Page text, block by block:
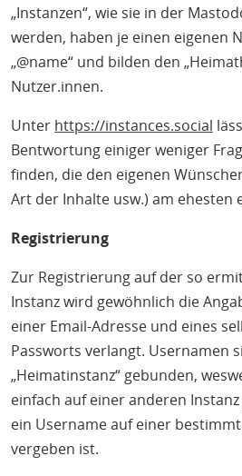
„Instanzen“, wie sie in der
werden, haben je einen eigenen
„@name“ und bilden den
Nutzer.innen.
Unter https://instances.social
Bentwortung einiger weniger
finden, die den eigenen
Art der Inhalte usw.) am ehesten
Registrierung
Zur Registrierung auf der so
Instanz wird gewöhnlich die
einer Email-Adresse und eines
Passworts verlangt. Usernamen
„Heimatinstanz“ gebunden,
einfach auf einer anderen
ein Username auf einer
vergeben ist.